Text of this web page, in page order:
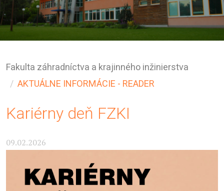
Fakulta záhradníctva a krajinného inžinierstva
AKTUÁLNE INFORMÁCIE - READER
Kariérny deň FZKI
09.02.2026